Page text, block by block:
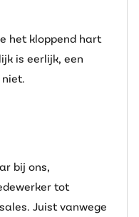
het kloppend hart
is eerlijk, een
bij ons,
tot
Juist vanwege